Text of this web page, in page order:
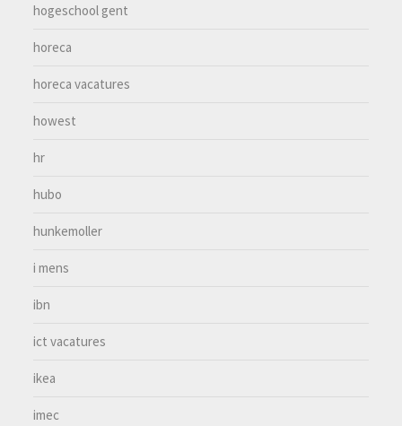
hogeschool gent
horeca
horeca vacatures
howest
hr
hubo
hunkemoller
i mens
ibn
ict vacatures
ikea
imec